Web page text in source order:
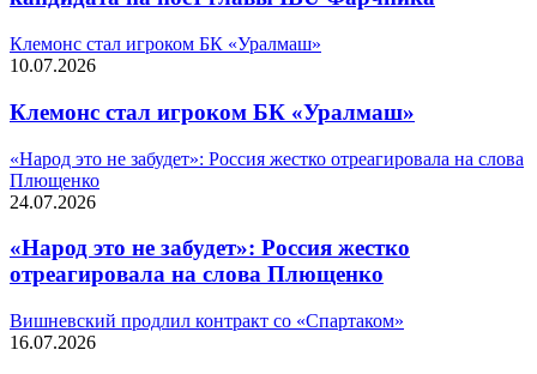
Клемонс стал игроком БК «Уралмаш»
10.07.2026
Клемонс стал игроком БК «Уралмаш»
«Народ это не забудет»: Россия жестко отреагировала на слова
Плющенко
24.07.2026
«Народ это не забудет»: Россия жестко
отреагировала на слова Плющенко
Вишневский продлил контракт со «Спартаком»
16.07.2026